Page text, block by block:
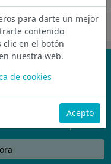
Oferta desactivada
por email las mejores
te vamos a enviar spam
para darte un mejor
contenido
clic en el botón
nuestra web.
de cookies
Acepto